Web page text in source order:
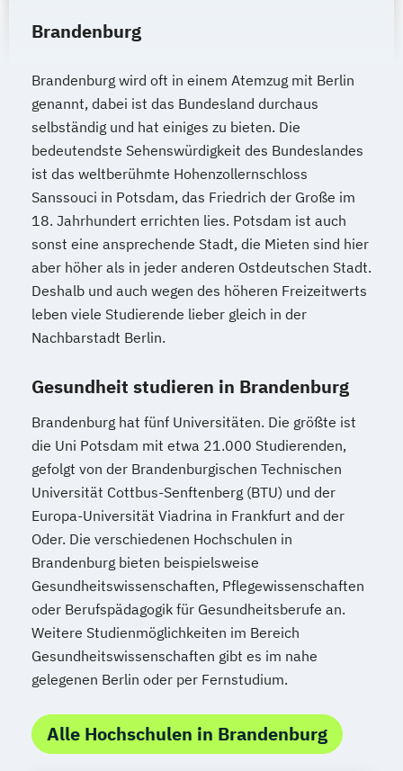
Brandenburg
Brandenburg wird oft in einem Atemzug mit Berlin
genannt, dabei ist das Bundesland durchaus
selbständig und hat einiges zu bieten. Die
bedeutendste Sehenswürdigkeit des Bundeslandes
ist das weltberühmte Hohenzollernschloss
Sanssouci in Potsdam, das Friedrich der Große im
18. Jahrhundert errichten lies. Potsdam ist auch
sonst eine ansprechende Stadt, die Mieten sind hier
aber höher als in jeder anderen Ostdeutschen Stadt.
Deshalb und auch wegen des höheren Freizeitwerts
leben viele Studierende lieber gleich in der
Nachbarstadt Berlin.
Gesundheit studieren in Brandenburg
Brandenburg hat fünf Universitäten. Die größte ist
die Uni Potsdam mit etwa 21.000 Studierenden,
gefolgt von der Brandenburgischen Technischen
Universität Cottbus-Senftenberg (BTU) und der
Europa-Universität Viadrina in Frankfurt and der
Oder. Die verschiedenen Hochschulen in
Brandenburg bieten beispielsweise
Gesundheitswissenschaften, Pflegewissenschaften
oder Berufspädagogik für Gesundheitsberufe an.
Weitere Studienmöglichkeiten im Bereich
Gesundheitswissenschaften gibt es im nahe
gelegenen Berlin oder per Fernstudium.
Alle Hochschulen in Brandenburg